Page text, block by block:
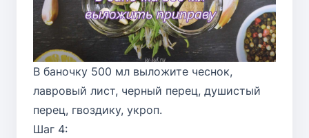
В баночку 500 мл выложите чеснок,
лавровый лист, черный перец, душистый
перец, гвоздику, укроп.
Шаг 4: